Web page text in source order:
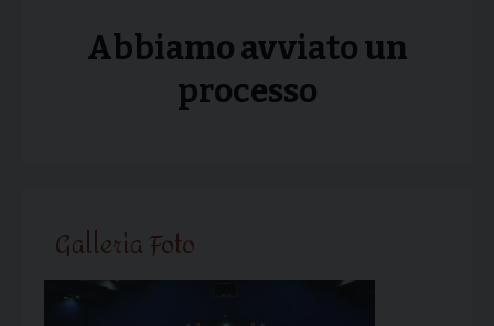
Abbiamo avviato un
processo
Galleria Foto